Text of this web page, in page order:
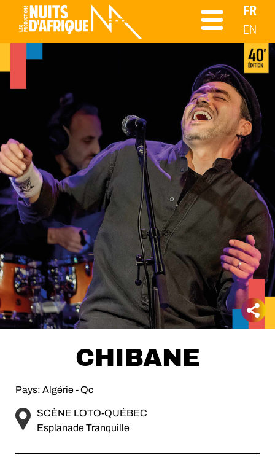
FR
EN
CHIBANE
Pays: Algérie - Qc
SCÈNE LOTO-QUÉBEC
Esplanade Tranquille